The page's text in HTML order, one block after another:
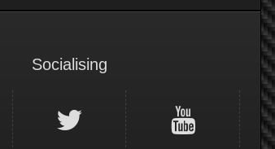
Socialising